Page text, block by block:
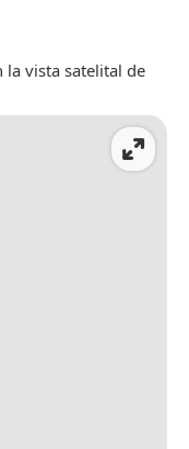
la vista satelital de